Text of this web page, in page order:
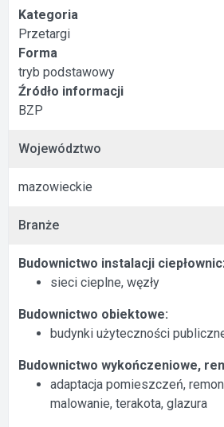
Kategoria
Przetargi
Forma
tryb podstawowy
Źródło informacji
BZP
Województwo
mazowieckie
Branże
Budownictwo instalacji
sieci cieplne, węzły
Budownictwo obiektowe:
budynki użyteczności
Budownictwo wykończeniowe,
adaptacja pomieszczeń,
malowanie, terakota, glazura